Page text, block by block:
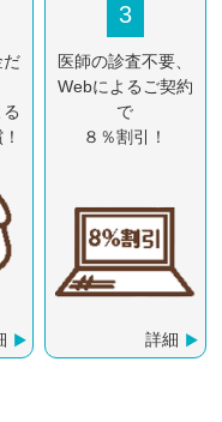
だ
3
医師の診査不要、
Webによるご契約
で
８％割引！
詳細